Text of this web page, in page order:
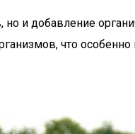
и добавление
что